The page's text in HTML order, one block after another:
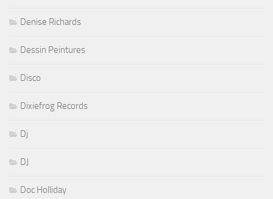
Denise Richards
Dessin Peintures
Disco
Dixiefrog Records
Dj
DJ
Doc Holliday